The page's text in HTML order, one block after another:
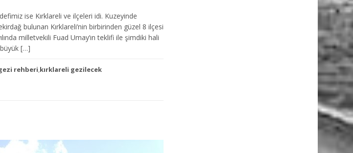
ise Kırklareli ve ilçeleri idi. Kuzeyinde
bulunan Kırklareli’nin birbirinden güzel 8 ilçesi
milletvekili Fuad Umay’ın teklifi ile şimdiki hali
büyük […]
rehberi,kırklareli gezilecek